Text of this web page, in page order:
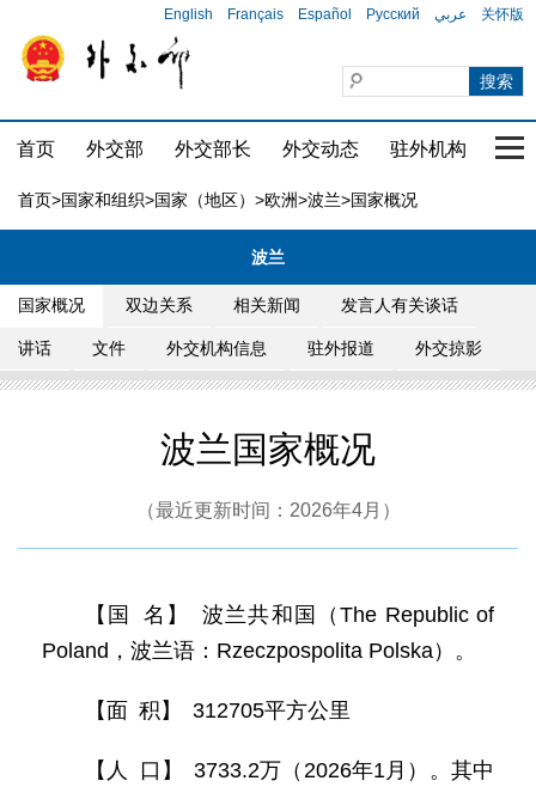
English Français Español Русский عربي 关怀版
首页 外交部 外交部长 外交动态 驻外机构 国
首页>国家和组织>国家（地区） >欧洲>波兰>国家概况
波兰
国家概况 双边关系 相关新闻 发言人有关谈话
讲话 文件 外交机构信息 驻外报道 外交掠影
波兰国家概况
（最近更新时间：2026年4月）
【国 名】 波兰共和国（The Republic of
Poland，波兰语：Rzeczpospolita Polska）。
【面 积】 312705平方公里
【人 口】 3733.2万（2026年1月）。其中